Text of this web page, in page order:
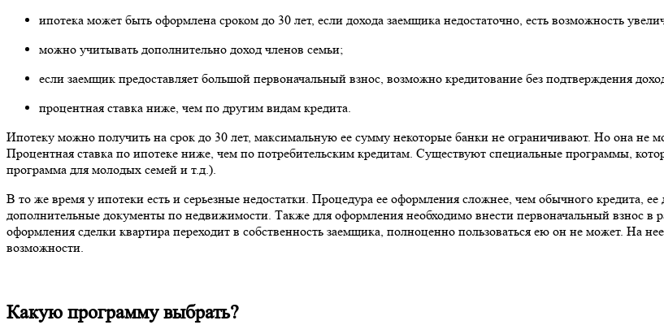
ипотека может быть оформлена сроком до 30 лет, если дохода заемщика недостаточно, есть возможность
можно учитывать дополнительно доход членов семьи;
если заемщик предоставляет большой первоначальный взнос, возможно кредитование без подтверждения
процентная ставка ниже, чем по другим видам кредита.
Ипотеку можно получить на срок до 30 лет, максимальную ее сумму некоторые банки не ограничивают. Но она не
Процентная ставка по ипотеке ниже, чем по потребительским кредитам. Существуют специальные программы,
программа для молодых семей и т.д.).
В то же время у ипотеки есть и серьезные недостатки. Процедура ее оформления сложнее, чем обычного кредита,
дополнительные документы по недвижимости. Также для оформления необходимо внести первоначальный взнос в
оформления сделки квартира переходит в собственность заемщика, полноценно пользоваться ею он не может. На
возможности.
Какую программу выбрать?